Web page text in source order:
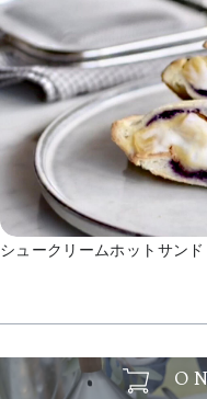
シュークリームホットサンド